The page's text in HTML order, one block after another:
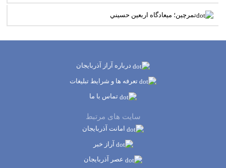
تمرچين؛ ميعادگاه اربعين حسيني
درباره آراز آذربایجان
تعرفه ها و شرایط تبلیغات
تماس با ما
سایت های مرتبط
امانت آذربایجان
آراز خبر
عصر آذربایجان